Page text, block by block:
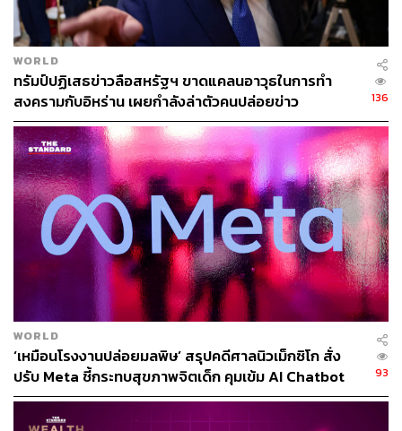
อ้างอิง:
https://www.bloomberg.com/news/articles/2025-09-1
7/china-tells-companies-to-stop-buying-nvidia-s-repu
rposed-ai-chip?srnd=homepage-asia
สามารถติดตาม THE STANDARD WEALTH
ผ่านแอปพลิเคชันต่างๆ ที่คุณสะดวกหรือใช้งานอยู่แล้วได้เลย
TAGS: Alibaba Group Holding
เซมิคอนดักเตอร์
RTX Pro 6000D
USA Alibaba Group NVIDIA
WORLD
ทรัมป์ปฏิเสธข่าวลือสหรัฐฯ ขาดแคลนอาวุธในการทำ
สงครามกับอิหร่าน เผยกำลังล่าตัวคนปล่อยข่าว
136
WORLD
‘เหมือนโรงงานปล่อยมลพิษ’ สรุปคดีศาลนิวเม็กซิโก สั่ง
ปรับ Meta ชี้กระทบสุขภาพจิตเด็ก คุมเข้ม AI Chatbot
93